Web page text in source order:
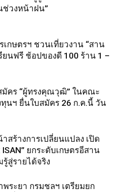
ช่วงหน้าฝน”
กษตรฯ ชวนเที่ยวงาน “สาน
ยนฟรี ช้อปของดี 100 ร้าน 1 –
มัคร “ผู้ทรงคุณวุฒิ” ในคณะ
ทุนฯ ยื่นใบสมัคร 26 ก.ค.นี้ วัน
าสร้างการเปลี่ยนแปลง เปิด
ISAN” ยกระดับเกษตรอีสาน
สู่รายได้จริง
พระยา กรมชลฯ เตรียมยก